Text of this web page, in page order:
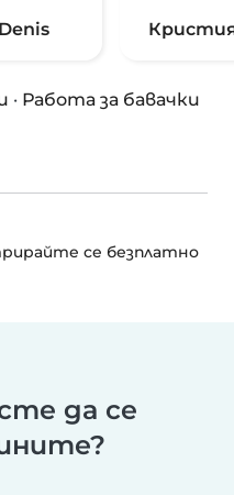
Denis
· Работа за бавачки
се безплатно
да се